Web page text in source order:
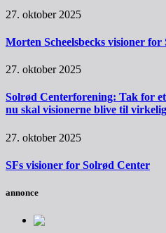
27. oktober 2025
Morten Scheelsbecks visioner
27. oktober 2025
Solrød Centerforening: Tak for
nu skal visionerne blive til
27. oktober 2025
SFs visioner for Solrød Center
annonce